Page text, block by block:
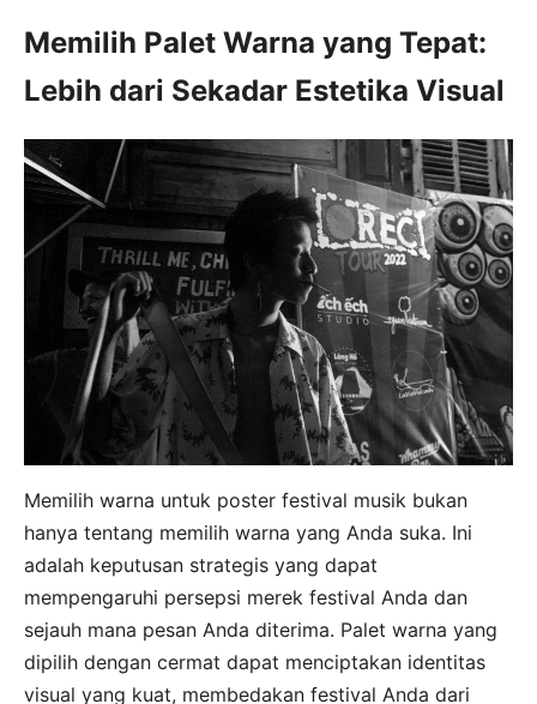
Memilih Palet Warna yang Tepat:
Lebih dari Sekadar Estetika Visual
Memilih warna untuk poster festival musik bukan
hanya tentang memilih warna yang Anda suka. Ini
adalah keputusan strategis yang dapat
mempengaruhi persepsi merek festival Anda dan
sejauh mana pesan Anda diterima. Palet warna yang
dipilih dengan cermat dapat menciptakan identitas
visual yang kuat, membedakan festival Anda dari